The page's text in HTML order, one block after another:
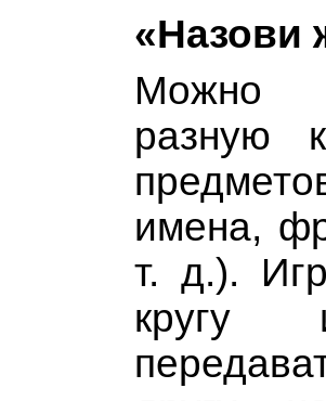
«Назови
Можно
разную
имена,
т. д.).
кругу